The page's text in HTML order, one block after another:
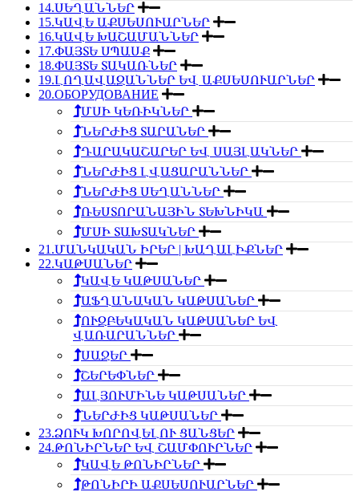
14.ՍԵՂԱՆՆԵՐ
15.ԿԱՎԵ ԱՔՍԵՍՈՒԱՐՆԵՐ
16.ԿԱՎԵ ԽԱՇԱՄԱՆՆԵՐ
17.ՓԱՅՏԵ ՍՊԱՍՔ
18.ՓԱՅՏԵ ՏԱԿԱՌՆԵՐ
19.ԼՈՂԱՎԱԶԱՆՆԵՐ ԵՎ ԱՔՍԵՍՈՒԱՐՆԵՐ
20.ОБОРУДОВАНИЕ
ՄՍԻ ԿԵՌԻԿՆԵՐ
ՆԵՐԺԻՑ ՏԱՐԱՆԵՐ
ԴԱՐԱԿԱՇԱՐԵՐ ԵՎ ՍԱՅԼԱԿՆԵՐ
ՆԵՐԺԻՑ ԼՎԱՑԱՐԱՆՆԵՐ
ՆԵՐԺԻՑ ՍԵՂԱՆՆԵՐ
ՌԵՍՏՈՐԱՆԱՅԻՆ ՏԵԽՆԻԿԱ
ՄՍԻ ՏԱԽՏԱԿՆԵՐ
21.ՄԱՆԿԱԿԱՆ ԻՐԵՐ | ԽԱՂԱԼԻՔՆԵՐ
22.ԿԱԹՍԱՆԵՐ
ԿԱՎԵ ԿԱԹՍԱՆԵՐ
ԱՖՂԱՆԱԿԱՆ ԿԱԹՍԱՆԵՐ
ՈՒԶԲԵԿԱԿԱՆ ԿԱԹՍԱՆԵՐ ԵՎ
ՎԱՌԱՐԱՆՆԵՐ
ՍԱՋԵՐ
ՇԵՐԵՓՆԵՐ
ԱԼՅՈՒՄԻՆԵ ԿԱԹՍԱՆԵՐ
ՆԵՐԺԻՑ ԿԱԹՍԱՆԵՐ
23.ՁՈՒԿ ԽՈՐՈՎԵԼՈՒ ՑԱՆՑԵՐ
24.ԹՈՆԻՐՆԵՐ ԵՎ ՇԱՄՓՈՒՐՆԵՐ
ԿԱՎԵ ԹՈՆԻՐՆԵՐ
ԹՈՆԻՐԻ ԱՔՍԵՍՈՒԱՐՆԵՐ